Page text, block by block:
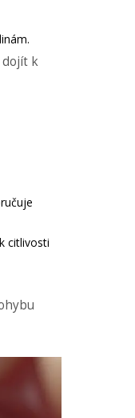
dojít k
citlivosti